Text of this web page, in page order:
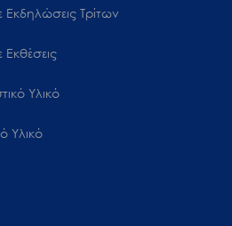
Εκδηλώσεις Τρίτων
Υλικό
Υλικό